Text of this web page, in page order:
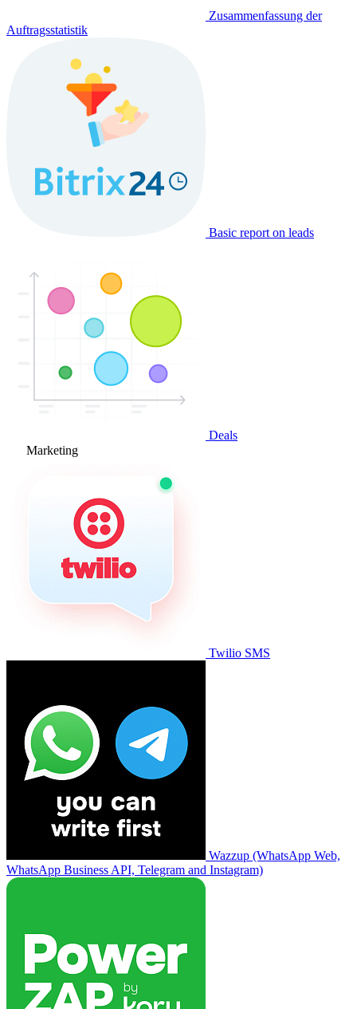
Zusammenfassung der
Auftragsstatistik
Basic report on leads
Deals
Marketing
Twilio SMS
Wazzup (WhatsApp Web,
WhatsApp Business API, Telegram and Instagram)